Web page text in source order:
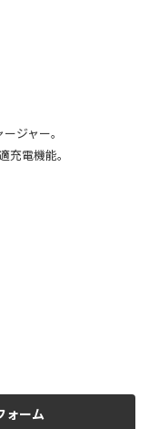
ジャー。
電機能。
ォーム